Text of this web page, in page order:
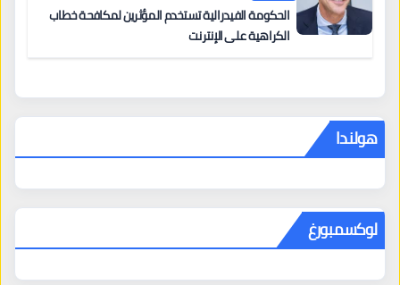
الحكومة الفيدرالية تستخدم المؤثرين لمكافحة خطاب
الكراهية على الإنترنت
هولندا
لوكسمبورغ